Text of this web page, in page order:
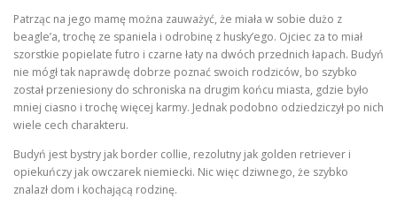
Patrząc na jego mamę można zauważyć, że miała w sobie dużo z
beagle’a, trochę ze spaniela i odrobinę z husky’ego. Ojciec za to miał
szorstkie popielate futro i czarne łaty na dwóch przednich łapach. Budyń
nie mógł tak naprawdę dobrze poznać swoich rodziców, bo szybko
został przeniesiony do schroniska na drugim końcu miasta, gdzie było
mniej ciasno i trochę więcej karmy. Jednak podobno odziedziczył po nich
wiele cech charakteru.
Budyń jest bystry jak border collie, rezolutny jak golden retriever i
opiekuńczy jak owczarek niemiecki. Nic więc dziwnego, że szybko
znalazł dom i kochającą rodzinę.